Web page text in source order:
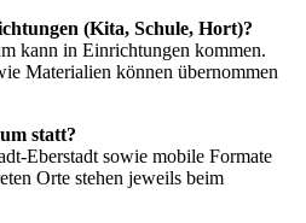
(Kita, Schule, Hort)?
kann in Einrichtungen kommen.
Materialien können übernommen
statt?
Eberstadt sowie mobile Formate
Orte stehen jeweils beim